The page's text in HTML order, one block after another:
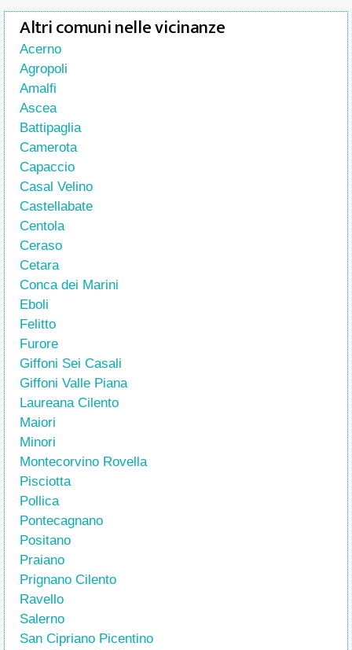
Altri comuni nelle vicinanze
Acerno
Agropoli
Amalfi
Ascea
Battipaglia
Camerota
Capaccio
Casal Velino
Castellabate
Centola
Ceraso
Cetara
Conca dei Marini
Eboli
Felitto
Furore
Giffoni Sei Casali
Giffoni Valle Piana
Laureana Cilento
Maiori
Minori
Montecorvino Rovella
Pisciotta
Pollica
Pontecagnano
Positano
Praiano
Prignano Cilento
Ravello
Salerno
San Cipriano Picentino